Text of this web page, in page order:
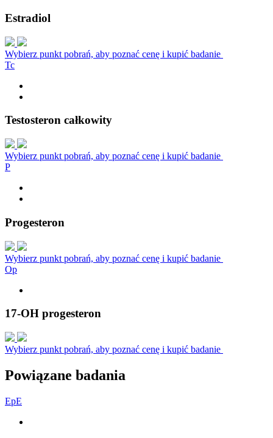
Estradiol
Wybierz punkt pobrań, aby poznać cenę i kupić badanie
Tc
Testosteron całkowity
Wybierz punkt pobrań, aby poznać cenę i kupić badanie
P
Progesteron
Wybierz punkt pobrań, aby poznać cenę i kupić badanie
Op
17-OH progesteron
Wybierz punkt pobrań, aby poznać cenę i kupić badanie
Powiązane badania
EpE